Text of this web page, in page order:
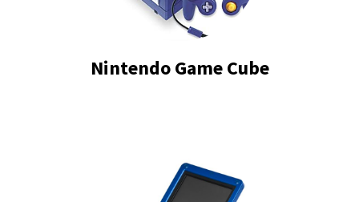
Nintendo Game Cube